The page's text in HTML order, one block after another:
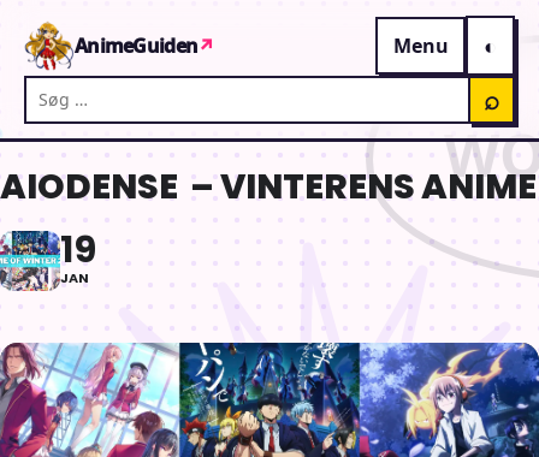
AnimeGuiden↗
Menu
Søg på AnimeGuiden
⌕
AIODENSE – VINTERENS ANIME
19
JAN